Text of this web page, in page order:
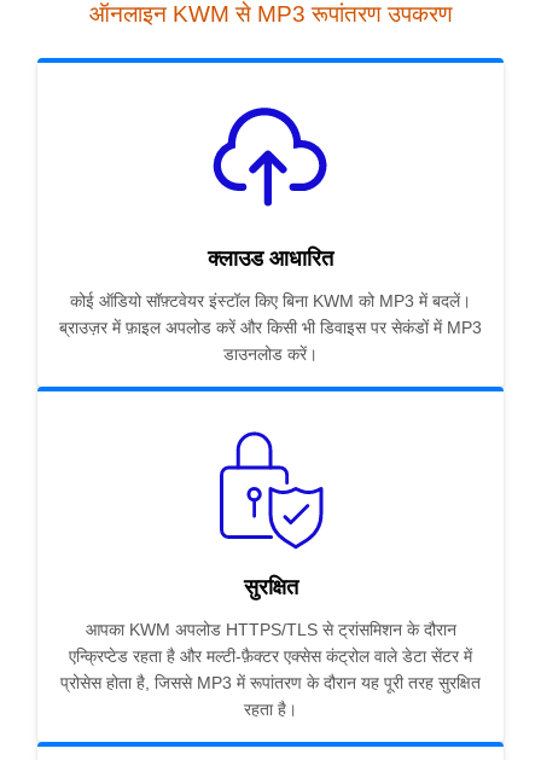
ऑनलाइन KWM से MP3 रूपांतरण उपकरण
क्लाउड आधारित
कोई ऑडियो सॉफ़्टवेयर इंस्टॉल किए बिना KWM को MP3 में बदलें।
ब्राउज़र में फ़ाइल अपलोड करें और किसी भी डिवाइस पर सेकंडों में MP3
डाउनलोड करें।
सुरक्षित
आपका KWM अपलोड HTTPS/TLS से ट्रांसमिशन के दौरान
एन्क्रिप्टेड रहता है और मल्टी-फ़ैक्टर एक्सेस कंट्रोल वाले डेटा सेंटर में
प्रोसेस होता है, जिससे MP3 में रूपांतरण के दौरान यह पूरी तरह सुरक्षित
रहता है।